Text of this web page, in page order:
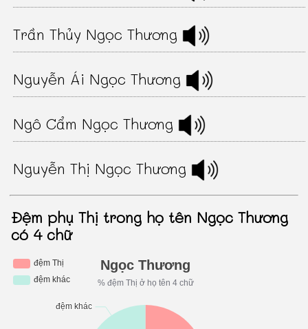
Trần Thủy Ngọc Thương
Nguyễn Ái Ngọc Thương
Ngô Cẩm Ngọc Thương
Nguyễn Thị Ngọc Thương
Đệm phụ Thị trong họ tên Ngọc Thương
có 4 chữ